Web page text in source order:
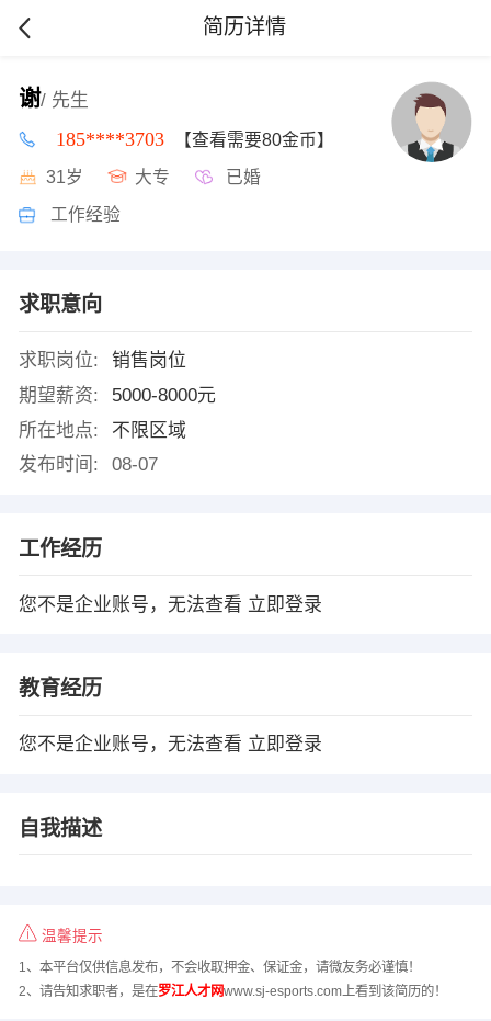
简历详情
谢/ 先生
185****3703 【查看需要80金币】
31岁 大专 已婚
工作经验
求职意向
求职岗位:
销售岗位
期望薪资:
5000-8000元
所在地点:
不限区域
发布时间:
08-07
工作经历
您不是企业账号，无法查看 立即登录
教育经历
您不是企业账号，无法查看 立即登录
自我描述
温馨提示
1、本平台仅供信息发布，不会收取押金、保证金，请微友务必谨慎！
2、请告知求职者，是在罗江人才网www.sj-esports.com上看到该简历的！